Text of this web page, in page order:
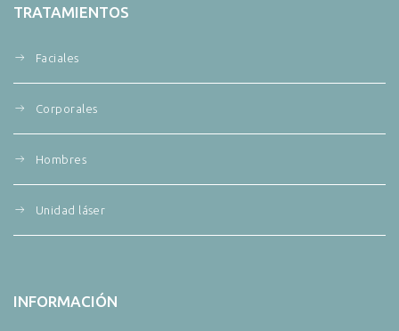
TRATAMIENTOS
Faciales
Corporales
Hombres
Unidad láser
INFORMACIÓN